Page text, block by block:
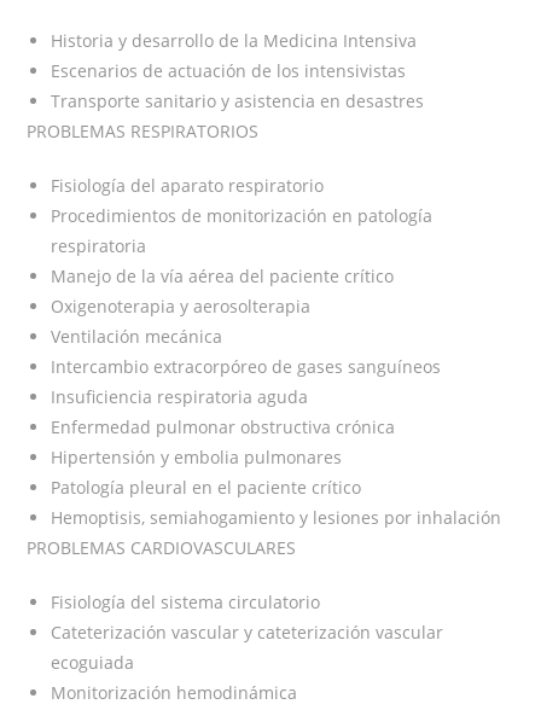
Historia y desarrollo de la Medicina Intensiva
Escenarios de actuación de los intensivistas
Transporte sanitario y asistencia en desastres
PROBLEMAS RESPIRATORIOS
Fisiología del aparato respiratorio
Procedimientos de monitorización en patología
respiratoria
Manejo de la vía aérea del paciente crítico
Oxigenoterapia y aerosolterapia
Ventilación mecánica
Intercambio extracorpóreo de gases sanguíneos
Insuficiencia respiratoria aguda
Enfermedad pulmonar obstructiva crónica
Hipertensión y embolia pulmonares
Patología pleural en el paciente crítico
Hemoptisis, semiahogamiento y lesiones por inhalación
PROBLEMAS CARDIOVASCULARES
Fisiología del sistema circulatorio
Cateterización vascular y cateterización vascular
ecoguiada
Monitorización hemodinámica